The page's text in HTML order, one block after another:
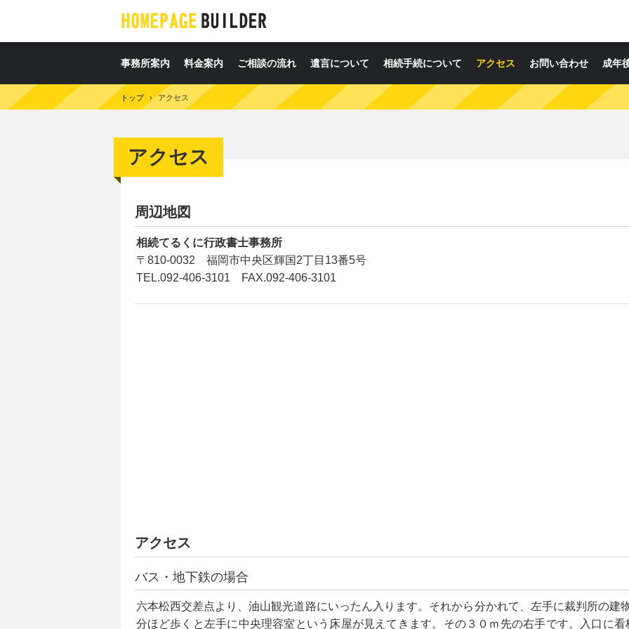
事務所案内 料金案内 ご相談の流れ 遺言について 相続手続について アクセス お問い合わせ 成年
トップ › アクセス
アクセス
周辺地図
相続てるくに行政書士事務所
〒810-0032 福岡市中央区輝国2丁目13番5号
TEL.092-406-3101 FAX.092-406-3101
アクセス
バス・地下鉄の場合
六本松西交差点より、油山観光道路にいったん入ります。それから分かれて、左手に裁判所の建
分ほど歩くと左手に中央理容室という床屋が見えてきます。その３０ｍ先の右手です。入口に